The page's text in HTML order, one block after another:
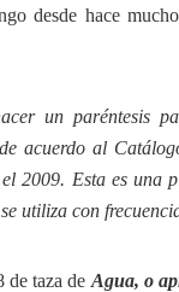
desde hace
un paréntesis
de acuerdo al
2009. Esta es una
utiliza con
taza de Agua, o